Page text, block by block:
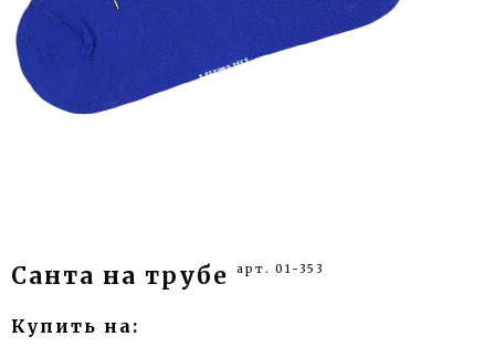
Санта на трубе арт. 01-353
Купить на: